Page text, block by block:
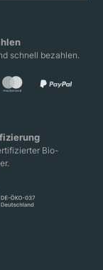
schnell bezahlen.
Bio-